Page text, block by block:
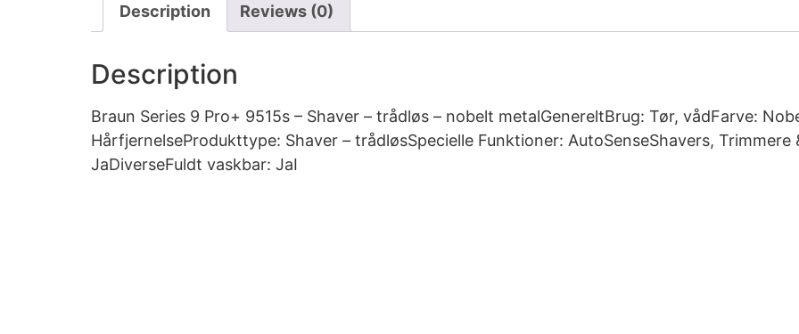
Description Reviews (0)
Description
Braun Series 9 Pro+ 9515s – Shaver – trådløs – nobelt metalGenereltBrug: Tør, vådFarve:
HårfjernelseProdukttype: Shaver – trådløsSpecielle Funktioner: AutoSenseShavers,
JaDiverseFuldt vaskbar: JaI